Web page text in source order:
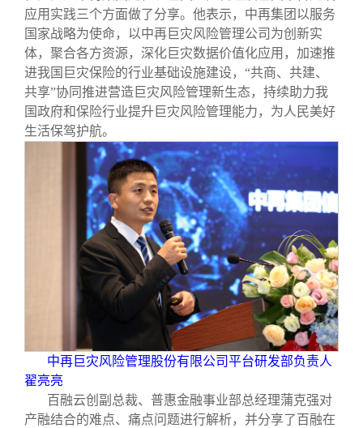
应用实践三个方面做了分享。他表示，中再集团以服务
国家战略为使命，以中再巨灾风险管理公司为创新实
体，聚合各方资源，深化巨灾数据价值化应用，加速推
进我国巨灾保险的行业基础设施建设，“共商、共建、
共享”协同推进营造巨灾风险管理新生态，持续助力我
国政府和保险行业提升巨灾风险管理能力，为人民美好
生活保驾护航。
中再巨灾风险管理股份有限公司平台研发部负责人
翟亮亮
百融云创副总裁、普惠金融事业部总经理蒲克强对
产融结合的难点、痛点问题进行解析，并分享了百融在